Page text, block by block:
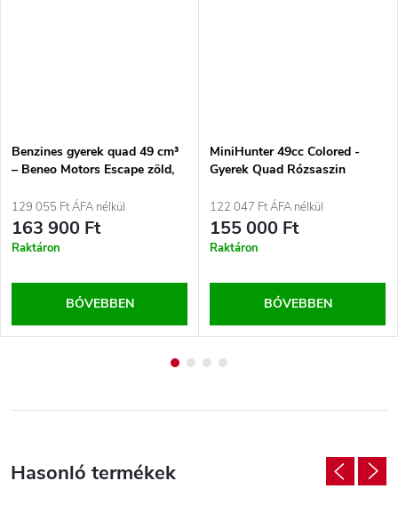
Benzines gyerek quad 49 cm³
– Beneo Motors Escape zöld,
129 055 Ft ÁFA nélkül
163 900 Ft
Raktáron
BŐVEBBEN
MiniHunter 49cc Colored -
Gyerek Quad Rózsaszin
122 047 Ft ÁFA nélkül
155 000 Ft
Raktáron
BŐVEBBEN